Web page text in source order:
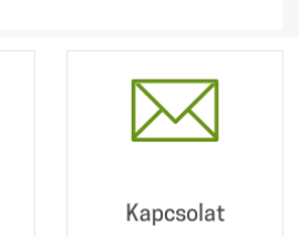
Kapcsolat
Kapcsolat
+36 29 340 010